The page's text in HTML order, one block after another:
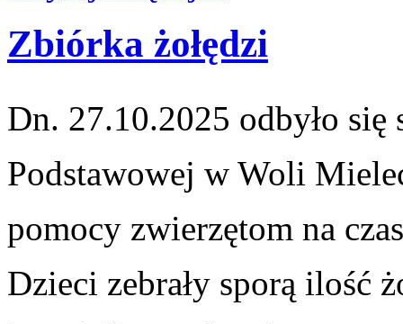
Zbiórka żołędzi
Dn. 27.10.2025 odbyło się
Podstawowej w Woli
pomocy zwierzętom na
Dzieci zebrały sporą ilość